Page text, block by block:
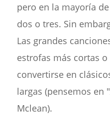
pero en la mayoría
dos o tres. Sin
Las grandes
estrofas más cortas
convertirse en
largas (pensemos en
Mclean).